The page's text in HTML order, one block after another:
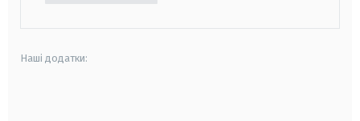
Наші додатки: